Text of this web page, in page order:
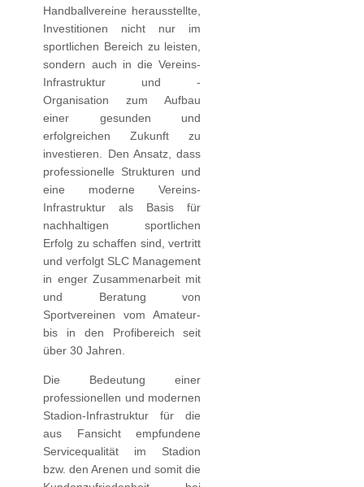
Handballvereine herausstellte,
Investitionen nicht nur im
sportlichen Bereich zu leisten,
sondern auch in die Vereins-
Infrastruktur und -
Organisation zum Aufbau
einer gesunden und
erfolgreichen Zukunft zu
investieren . Den Ansatz, dass
professionelle Strukturen und
eine moderne Vereins-
Infrastruktur als Basis für
nachhaltigen sportlichen
Erfolg zu schaffen sind, vertritt
und verfolgt SLC Management
in enger Zusammenarbeit mit
und Beratung von
Sportvereinen vom Amateur-
bis in den Profibereich seit
über 30 Jahren.
Die Bedeutung einer
professionellen und modernen
Stadion-Infrastruktur für die
aus Fansicht empfundene
Servicequalität im Stadion
bzw. den Arenen und somit die